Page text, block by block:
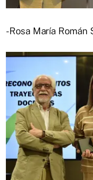
-Rosa María Román